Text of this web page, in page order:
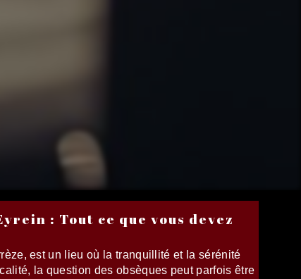
: Tout ce que vous devez
est un lieu où la tranquillité et la sérénité
la question des obsèques peut parfois être